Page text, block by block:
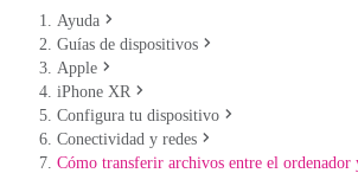
Ayuda
Guías de dispositivos
Apple
iPhone XR
Configura tu dispositivo
Conectividad y redes
Cómo transferir archivos entre el